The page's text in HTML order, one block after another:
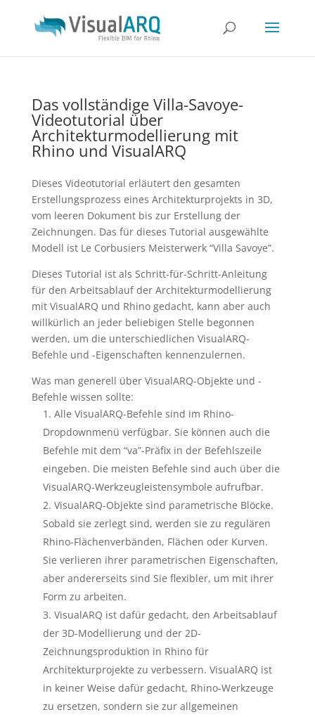
Das vollständige Villa-Savoye-
Videotutorial über
Architekturmodellierung mit
Rhino und VisualARQ
Dieses Videotutorial erläutert den gesamten
Erstellungsprozess eines Architekturprojekts in 3D,
vom leeren Dokument bis zur Erstellung der
Zeichnungen. Das für dieses Tutorial ausgewählte
Modell ist Le Corbusiers Meisterwerk “Villa Savoye”.
Dieses Tutorial ist als Schritt-für-Schritt-Anleitung
für den Arbeitsablauf der Architekturmodellierung
mit VisualARQ und Rhino gedacht, kann aber auch
willkürlich an jeder beliebigen Stelle begonnen
werden, um die unterschiedlichen VisualARQ-
Befehle und -Eigenschaften kennenzulernen.
Was man generell über VisualARQ-Objekte und -
Befehle wissen sollte:
Alle VisualARQ-Befehle sind im Rhino-
Dropdownmenü verfügbar. Sie können auch die
Befehle mit dem “va”-Präfix in der Befehlszeile
eingeben. Die meisten Befehle sind auch über die
VisualARQ-Werkzeugleistensymbole aufrufbar.
VisualARQ-Objekte sind parametrische Blöcke.
Sobald sie zerlegt sind, werden sie zu regulären
Rhino-Flächenverbänden, Flächen oder Kurven.
Sie verlieren ihrer parametrischen Eigenschaften,
aber andererseits sind Sie flexibler, um mit ihrer
Form zu arbeiten.
VisualARQ ist dafür gedacht, den Arbeitsablauf
der 3D-Modellierung und der 2D-
Zeichnungsproduktion in Rhino für
Architekturprojekte zu verbessern. VisualARQ ist
in keiner Weise dafür gedacht, Rhino-Werkzeuge
zu ersetzen, sondern sie zur allgemeinen